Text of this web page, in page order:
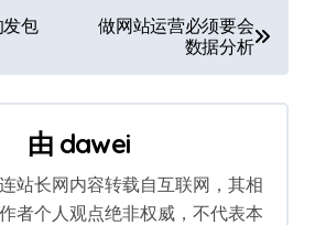
包
做网站运营必须要会
数据分析
由 dawei
连站长网内容转载自互联网，其相
者个人观点绝非权威，不代表本